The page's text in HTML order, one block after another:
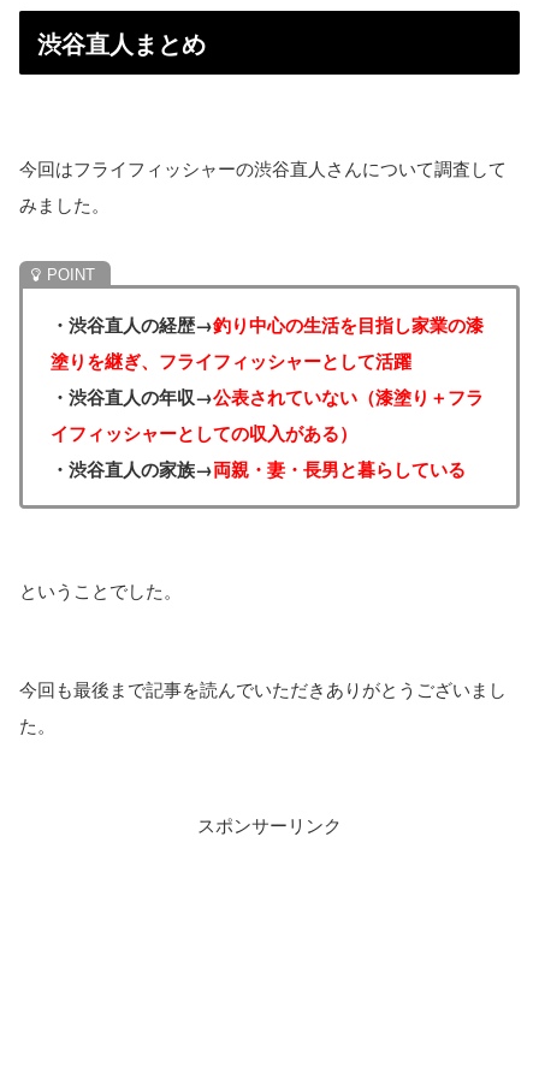
渋谷直人まとめ
今回はフライフィッシャーの渋谷直人さんについて調査して
みました。
・渋谷直人の経歴→釣り中心の生活を目指し家業の漆
塗りを継ぎ、フライフィッシャーとして活躍
・渋谷直人の年収→公表されていない（漆塗り＋フラ
イフィッシャーとしての収入がある）
・渋谷直人の家族→両親・妻・長男と暮らしている
ということでした。
今回も最後まで記事を読んでいただきありがとうございまし
た。
スポンサーリンク